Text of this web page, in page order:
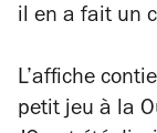
il en a fait un
L’affiche
petit jeu à la